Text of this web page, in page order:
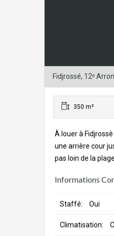
Fidjrossé, 12ᵉ
350 m²
À louer à
une arrière cour
pas loin de la
Informations
Staffé: Oui
Climatisation: